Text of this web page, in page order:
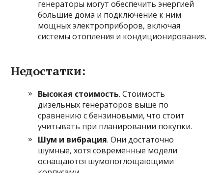
генераторы могут обеспечить энергией
большие дома и подключение к ним
мощных электроприборов, включая
системы отопления и кондиционирования.
Недостатки:
Высокая стоимость. Стоимость
дизельных генераторов выше по
сравнению с бензиновыми, что стоит
учитывать при планировании покупки.
Шум и вибрация. Они достаточно
шумные, хотя современные модели
оснащаются шумопоглощающими